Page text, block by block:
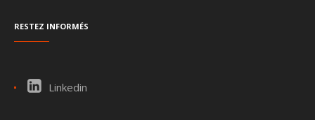
Restez informés
Linkedin